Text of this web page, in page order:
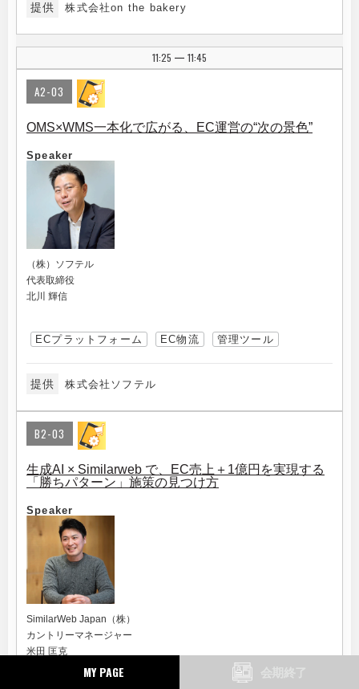
MY PAGE
提供 株式会社on the bakery
11:25 | 11:45
A2-03
OMS×WMS一本化で広がる、EC運営の“次の景色”
Speaker
（株）ソフテル
代表取締役
北川 輝信
ECプラットフォーム EC物流 管理ツール
提供 株式会社ソフテル
B2-03
生成AI × Similarweb で、EC売上＋1億円を実現する
「勝ちパターン」施策の見つけ方
Speaker
SimilarWeb Japan（株）
カントリーマネージャー
米田 匡克